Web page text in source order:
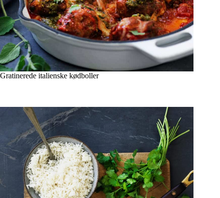
Gratinerede italienske kødboller